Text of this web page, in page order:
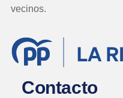
vecinos.
Contacto